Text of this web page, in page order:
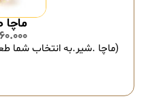
ماچا
(ماچا .شیر.به انتخاب شما